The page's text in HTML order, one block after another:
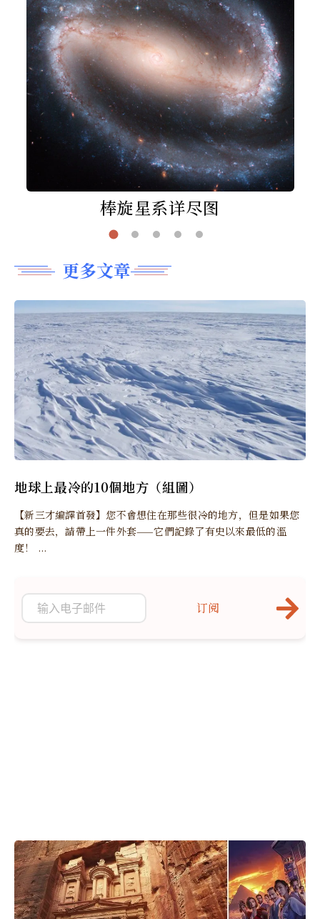
棒旋星系详尽图
更多文章
地球上最冷的10個地方（組圖）
【新三才編譯首發】您不會想住在那些很冷的地方，但是如果您
真的要去，請帶上一件外套——它們記錄了有史以來最低的溫
度！ ...
订阅